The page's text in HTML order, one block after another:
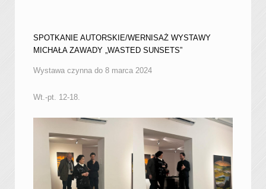
SPOTKANIE AUTORSKIE/WERNISAŻ WYSTAWY
MICHAŁA ZAWADY „WASTED SUNSETS”
Wystawa czynna do 8 marca 2024
Wt.-pt. 12-18.